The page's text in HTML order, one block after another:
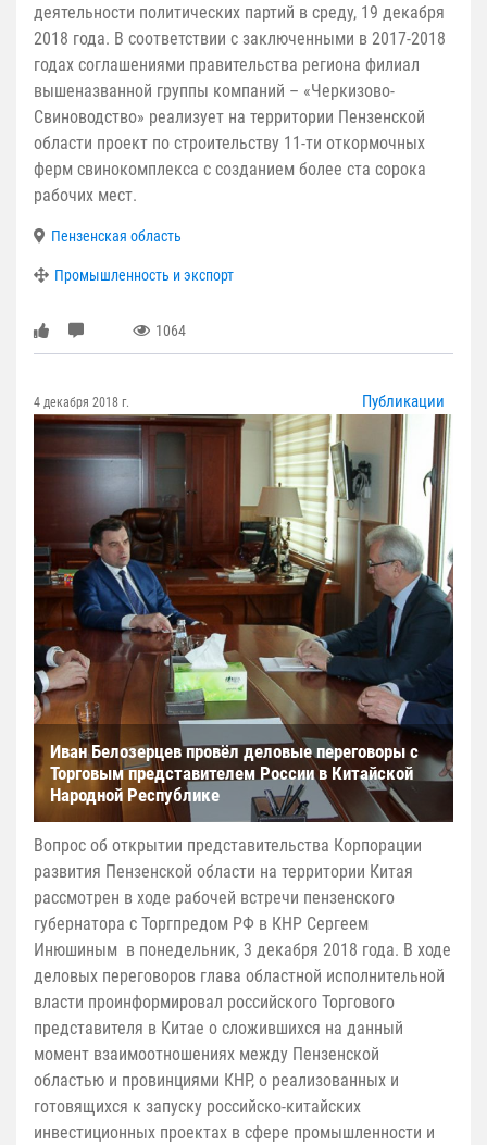
деятельности политических партий в среду, 19 декабря
2018 года. В соответствии с заключенными в 2017-2018
годах соглашениями правительства региона филиал
вышеназванной группы компаний – «Черкизово-
Свиноводство» реализует на территории Пензенской
области проект по строительству 11-ти откормочных
ферм свинокомплекса с созданием более ста сорока
рабочих мест.
Пензенская область
Промышленность и экспорт
1064
4 декабря 2018 г. Публикации
Иван Белозерцев провёл деловые переговоры с
Торговым представителем России в Китайской
Народной Республике
Вопрос об открытии представительства Корпорации
развития Пензенской области на территории Китая
рассмотрен в ходе рабочей встречи пензенского
губернатора с Торгпредом РФ в КНР Сергеем
Инюшиным в понедельник, 3 декабря 2018 года. В ходе
деловых переговоров глава областной исполнительной
власти проинформировал российского Торгового
представителя в Китае о сложившихся на данный
момент взаимоотношениях между Пензенской
областью и провинциями КНР, о реализованных и
готовящихся к запуску российско-китайских
инвестиционных проектах в сфере промышленности и